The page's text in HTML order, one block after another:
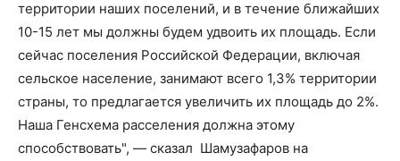
территории наших поселений, и в течение ближайших
10-15 лет мы должны будем удвоить их площадь. Если
сейчас поселения Российской Федерации, включая
сельское население, занимают всего 1,3% территории
страны, то предлагается увеличить их площадь до 2%.
Наша Генсхема расселения должна этому
способствовать", — сказал Шамузафаров на